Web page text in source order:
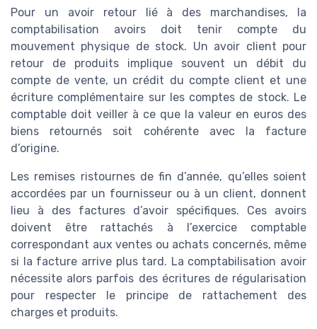
Pour un avoir retour lié à des marchandises, la
comptabilisation avoirs doit tenir compte du
mouvement physique de stock. Un avoir client pour
retour de produits implique souvent un débit du
compte de vente, un crédit du compte client et une
écriture complémentaire sur les comptes de stock. Le
comptable doit veiller à ce que la valeur en euros des
biens retournés soit cohérente avec la facture
d’origine.
Les remises ristournes de fin d’année, qu’elles soient
accordées par un fournisseur ou à un client, donnent
lieu à des factures d’avoir spécifiques. Ces avoirs
doivent être rattachés à l’exercice comptable
correspondant aux ventes ou achats concernés, même
si la facture arrive plus tard. La comptabilisation avoir
nécessite alors parfois des écritures de régularisation
pour respecter le principe de rattachement des
charges et produits.